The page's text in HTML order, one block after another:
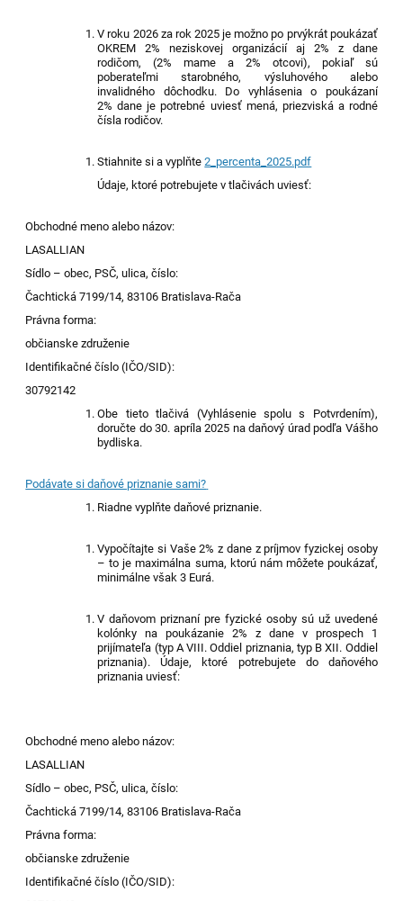
V roku 2026 za rok 2025 je možno po prvýkrát poukázať
OKREM 2% neziskovej organizácií aj 2% z dane
rodičom,
(2% mame a 2% otcovi),
pokiaľ sú
poberateľmi starobného, výsluhového alebo
invalidného dôchodku.
Do vyhlásenia o poukázaní
2% dane je potrebné uviesť mená, priezviská a rodné
čísla rodičov.
Stiahnite si a vyplňte 2_percenta_2025.pdf
Údaje, ktoré potrebujete v tlačivách uviesť:
Obchodné meno alebo názov:
LASALLIAN
Sídlo – obec, PSČ, ulica, číslo:
Čachtická 7199/14, 83106 Bratislava-Rača
Právna forma:
občianske združenie
Identifikačné číslo (IČO/SID):
30792142
Obe tieto tlačivá (Vyhlásenie spolu s Potvrdením),
doručte do 30. apríla 2025 na daňový úrad podľa Vášho
bydliska.
Podávate si daňové priznanie sami?
Riadne vyplňte daňové priznanie.
Vypočítajte si Vaše 2% z dane z príjmov fyzickej osoby
– to je maximálna suma, ktorú nám môžete poukázať,
minimálne však 3 Eurá.
V daňovom priznaní pre fyzické osoby sú už uvedené
kolónky na poukázanie 2% z dane v prospech 1
prijímateľa (typ A VIII. Oddiel priznania, typ B XII. Oddiel
priznania).
Údaje, ktoré potrebujete do daňového
priznania uviesť:
Obchodné meno alebo názov:
LASALLIAN
Sídlo – obec, PSČ, ulica, číslo:
Čachtická 7199/14, 83106 Bratislava-Rača
Právna forma:
občianske združenie
Identifikačné číslo (IČO/SID):